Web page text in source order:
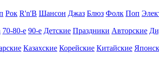
Рок R'n'B Шансон Джаз Блюз Фолк Поп
70-80-е 90-е Детские Праздники Авторские
Казахские Корейские Китайские